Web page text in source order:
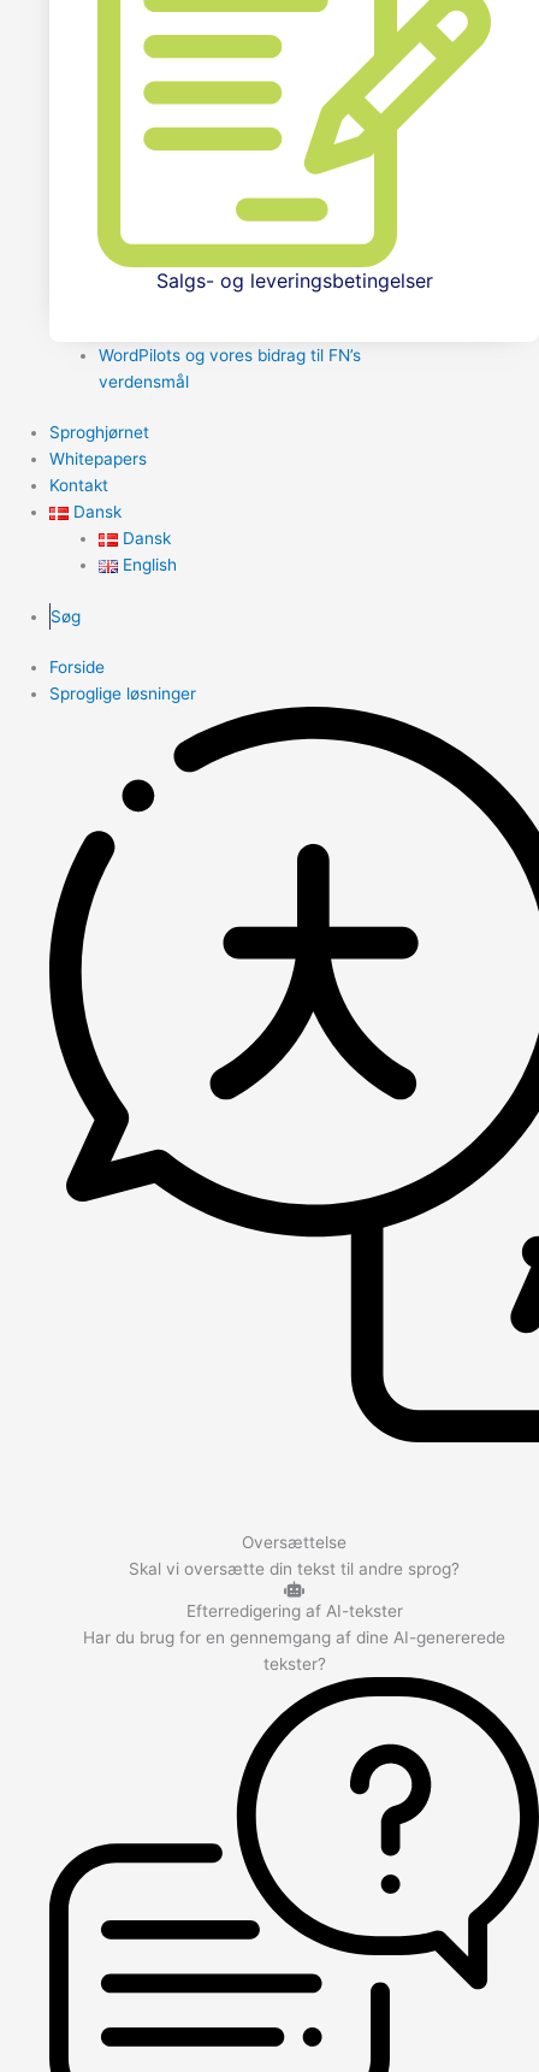
Salgs- og leveringsbetingelser
WordPilots og vores bidrag til FN’s
verdensmål
Sproghjørnet
Whitepapers
Kontakt
Dansk
Dansk
English
Søg
Forside
Sproglige løsninger
Oversættelse
Skal vi oversætte din tekst til andre sprog?
Efterredigering af AI-tekster
Har du brug for en gennemgang af dine AI-genererede
tekster?